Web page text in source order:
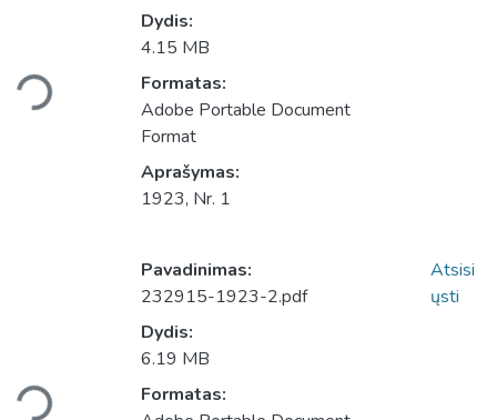
Įkeliama...
Dydis:
4.15 MB
Formatas:
Adobe Portable Document
Format
Aprašymas:
1923, Nr. 1
Įkeliama...
Pavadinimas:
232915-1923-2.pdf
Dydis:
6.19 MB
Formatas:
Atsisi
ųsti